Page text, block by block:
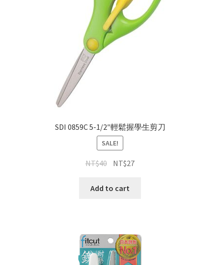
SDI 0859C 5-1/2″輕鬆握學生剪刀
SALE!
NT$40 NT$27
Add to cart